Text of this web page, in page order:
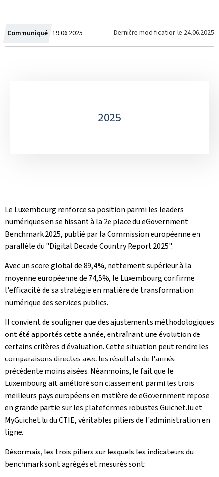
Communiqué Crée
le
19.06.2025 Dernière modification le 24.06.2025
2025
Le Luxembourg renforce sa position parmi les leaders
numériques en se hissant à la 2e place dueGovernment
Benchmark2025, publié par la Commission européenne en
parallèle du "Digital Decade Country Report 2025".
Avec un score global de 89,4%, nettement supérieur à la
moyenne européenne de 74,5%, le Luxembourg confirme
l'efficacité de sa stratégie en matière de transformation
numérique des services publics.
Il convient de souligner que des ajustements méthodologiques
ont été apportés cette année, entraînant une évolution de
certains critères d'évaluation. Cette situation peut rendre les
comparaisons directes avec les résultats de l'année
précédente moins aisées. Néanmoins, le fait que le
Luxembourg ait amélioré son classement parmi les trois
meilleurs pays européens en matière deeGovernmentrepose
en grande partie sur les plateformes robustes Guichet.lu et
MyGuichet.lu du CTIE, véritables piliers de l'administration en
ligne.
Désormais, les trois piliers sur lesquels les indicateurs du
benchmark sont agrégés et mesurés sont: